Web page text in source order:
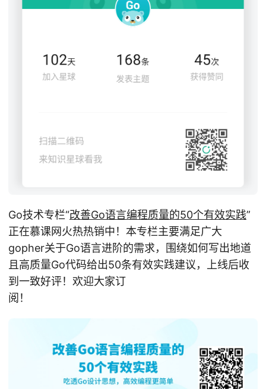
Go技术专栏“改善Go语⾔编程质量的50个有效实践”
正在慕课网火热热销中！本专栏主要满足广大
gopher关于Go语言进阶的需求，围绕如何写出地道
且高质量Go代码给出50条有效实践建议，上线后收
到一致好评！欢迎大家订
阅！